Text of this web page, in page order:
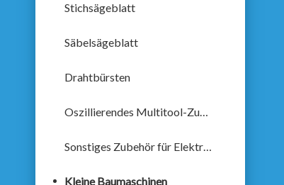
Stichsägeblatt
Säbelsägeblatt
Drahtbürsten
Oszillierendes Multitool-Zubehör
Sonstiges Zubehör für Elektrowerkzeuge
Kleine Baumaschinen